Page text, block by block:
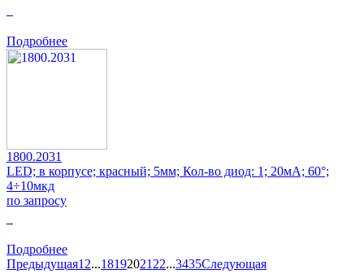
Подробнее
1800.2031
LED; в корпусе; красный; 5мм; Кол-во диод: 1; 20мА; 60°;
4÷10мкд
по запросу
Подробнее
Предыдущая1 2...18192021 22...3435Следующая